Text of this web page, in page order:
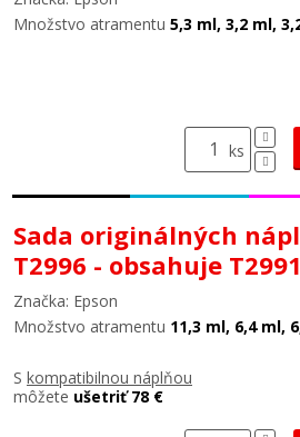
Množstvo atramentu 5,3 ml, 3,2 ml,
ks
Sada originálných
T2996 - obsahuje
Značka: Epson
Množstvo atramentu 11,3 ml, 6,4 ml,
S kompatibilnou náplňou
môžete ušetriť 78 €